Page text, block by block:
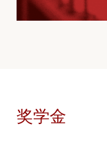
奖学金